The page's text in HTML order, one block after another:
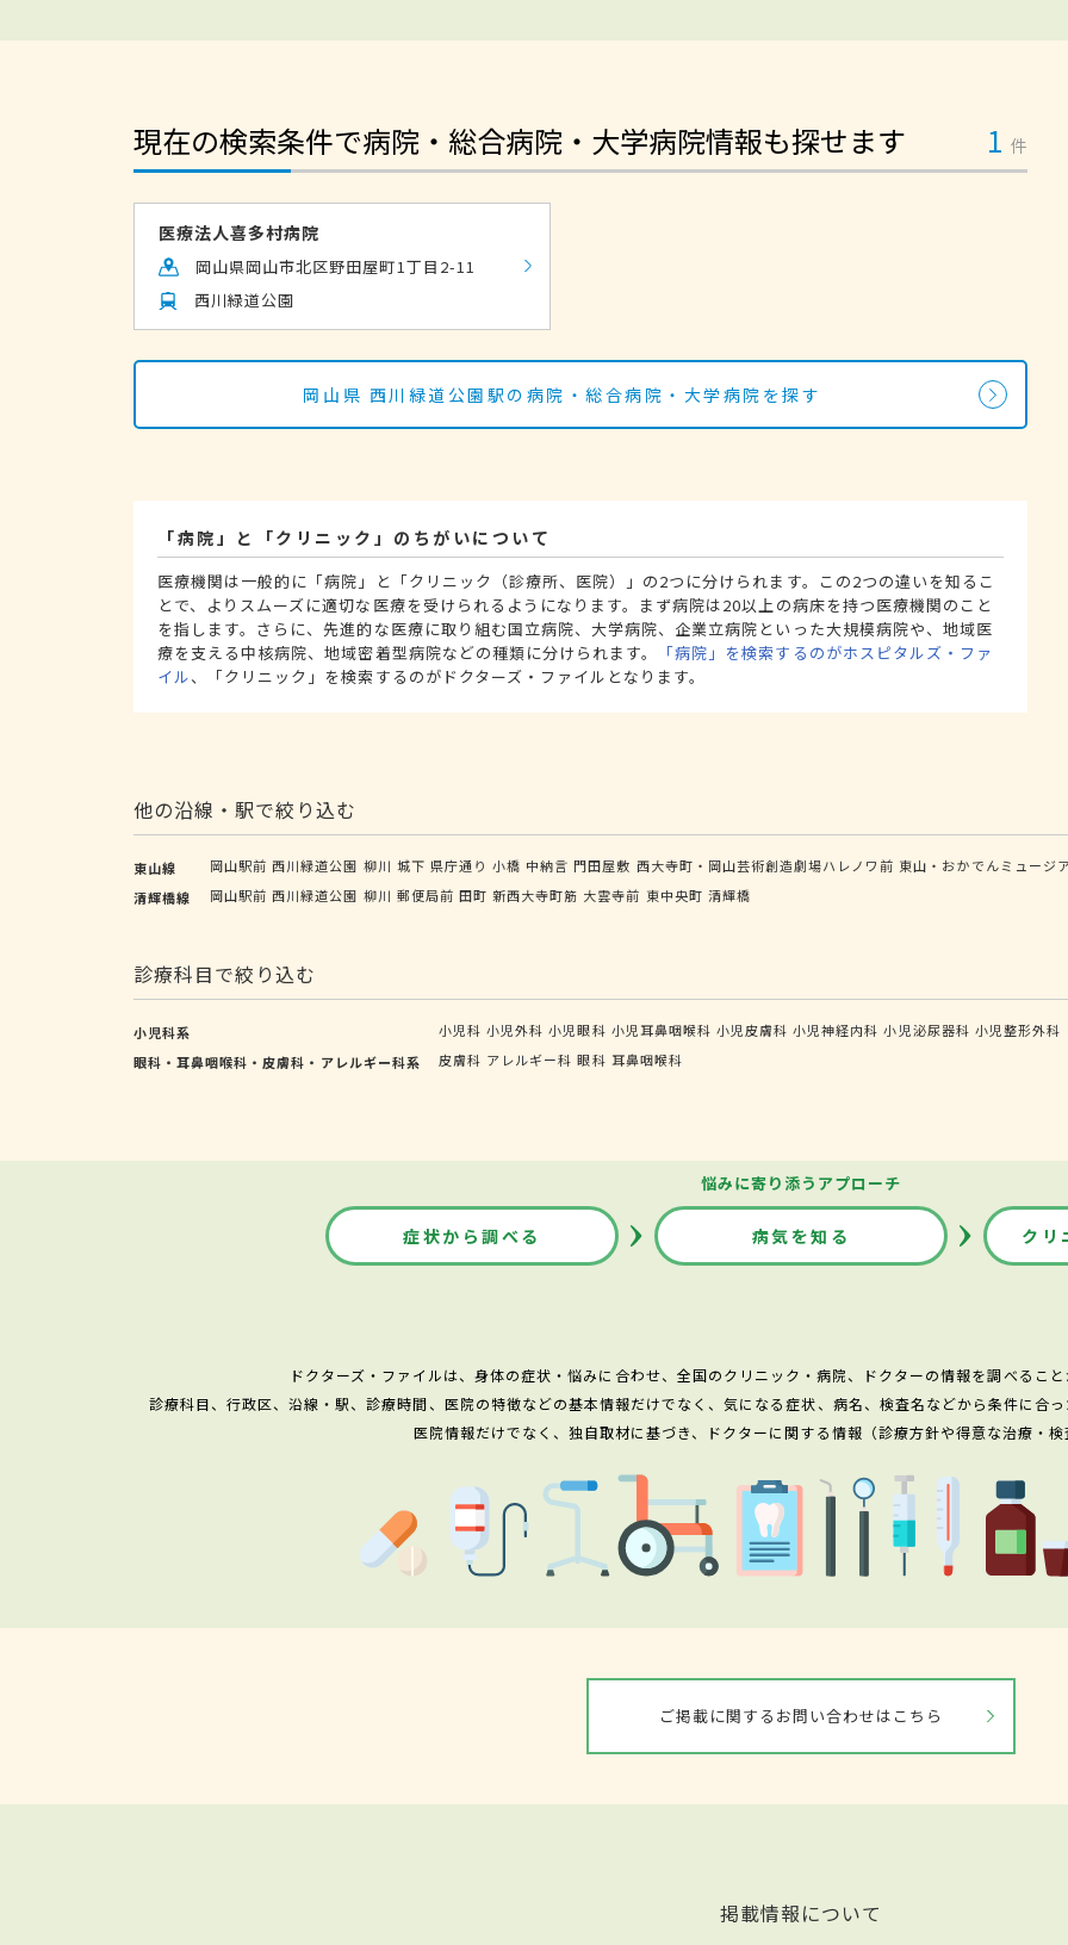
現在の検索条件で病院・総合病院・大学病院情報も探せます 1 件
医療法人喜多村病院
岡山県岡山市北区野田屋町1丁目2-11
西川緑道公園
岡山県 西川緑道公園駅の病院・総合病院・大学病院を探す
「病院」と「クリニック」のちがいについて
医療機関は一般的に「病院」と「クリニック（診療所、医院）」の2つに分けられます。この2つの違いを知るこ
とで、よりスムーズに適切な医療を受けられるようになります。まず病院は20以上の病床を持つ医療機関のこと
を指します。さらに、先進的な医療に取り組む国立病院、大学病院、企業立病院といった大規模病院や、地域医
療を支える中核病院、地域密着型病院などの種類に分けられます。
「病院」を検索するのがホスピタルズ・ファ
イル、「クリニック」を検索するのがドクターズ・ファイルとなります。
他の沿線・駅で絞り込む
東山線 岡山駅前 西川緑道公園 柳川 城下 県庁通り 小橋 中納言 門田屋敷 西大寺町・岡山芸術創造劇場ハレノワ前 東山・おかでんミュージ
清輝橋線
岡山駅前 西川緑道公園 柳川 郵便局前 田町 新西大寺町筋 大雲寺前 東中央町 清輝橋
診療科目で絞り込む
小児科系 小児科 小児外科 小児眼科 小児耳鼻咽喉科 小児皮膚科 小児神経内科 小児泌尿器科 小児整形外科
眼科・耳鼻咽喉科・皮膚科・アレルギー科系
皮膚科 アレルギー科 眼科 耳鼻咽喉科
悩みに寄り添うアプローチ
症状から調べる 病気を知る クリ
ドクターズ・ファイルは、身体の症状・悩みに合わせ、全国のクリニック・病院、ドクターの情報を調べるこ
診療科目、行政区、沿線・駅、診療時間、医院の特徴などの基本情報だけでなく、気になる症状、病名、検査名などから条件に合
医院情報だけでなく、独自取材に基づき、ドクターに関する情報（診療方針や得意な治療・
ご掲載に関するお問い合わせはこちら
掲載情報について